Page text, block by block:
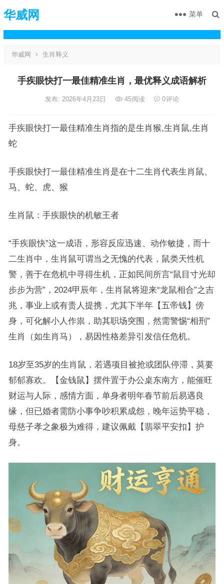
华威网 菜单
华威网 生肖释义
手疾眼快打一最佳精准生肖，最优释义成语解析
发布: 2026年4月23日 45阅读 0评论
手疾眼快打一最佳精准生肖指的是生肖猴,生肖鼠,生肖
蛇
手疾眼快打一最佳精准生肖是在十二生肖代表生肖鼠、
马、蛇、虎、猴
生肖鼠：手疾眼快的机敏王者
“手疾眼快”这一成语，形容反应迅速、动作敏捷，而十
二生肖中，生肖鼠可谓当之无愧的代表，鼠类天性机
警，善于在危机中寻得生机，正如民间所言“鼠目寸光却
步步为营”，2024甲辰年，生肖鼠将迎来“龙鼠相合”之吉
兆，事业上或有贵人提携，尤其下半年【五帝钱】傍
身，可化解小人作祟，助其职场突围，然需警惕“相刑”
生肖（如生肖马），易因性格差异引发信任危机。
18岁至35岁的生肖鼠，若遇项目被抢或团队停滞，莫要
郁郁寡欢。【金钱鼠】摆件置于办公桌东南方，能催旺
财运与人际，感情方面，单身者明年春节前后易遇良
缘，但已婚者需防小事争吵积累成怨，晚年运势平稳，
母慈子孝之象极为难得，建议佩戴【翡翠平安扣】护
身。